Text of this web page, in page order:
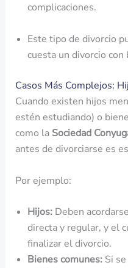
complicaciones.
Este tipo de divorcio
cuesta un divorcio
Casos Más Complejos:
Cuando existen hijos
estén estudiando) o
como la Sociedad
antes de divorciarse es
Por ejemplo:
Hijos:Deben
directa y regular, y el
finalizar el divorcio.
Bienes comunes:Si se